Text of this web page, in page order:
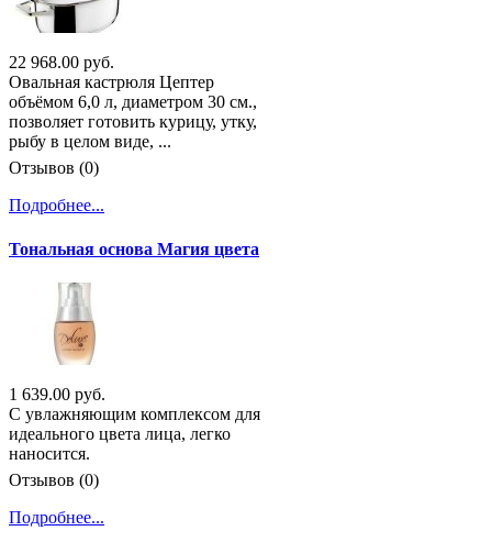
22 968.00 руб.
Овальная кастрюля Цептер
объёмом 6,0 л, диаметром 30 см.,
позволяет готовить курицу, утку,
рыбу в целом виде, ...
Отзывов (0)
Подробнее...
Тональная основа Магия цвета
1 639.00 руб.
С увлажняющим комплексом для
идеального цвета лица, легко
наносится.
Отзывов (0)
Подробнее...